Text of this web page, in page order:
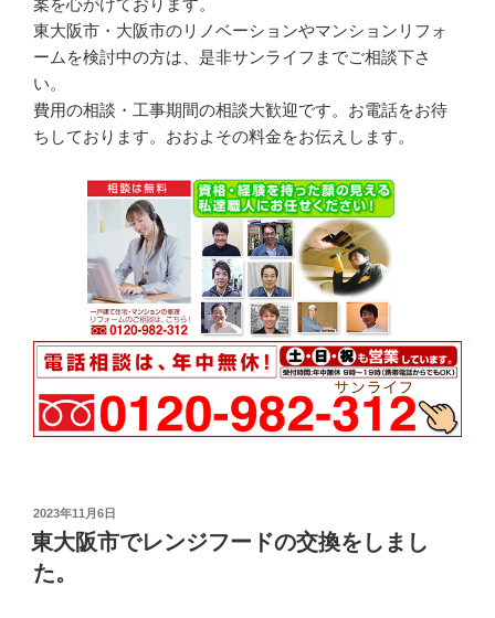
東大阪市・大阪市のリノベーションやマンションリフォ
ームを検討中の方は、是非サンライフまでご相談下さ
い。
費用の相談・工事期間の相談大歓迎です。お電話をお待
ちしております。おおよその料金をお伝えします。
投
稿
日:
2023年11月6日
東大阪市でレンジフードの交換をしまし
た。